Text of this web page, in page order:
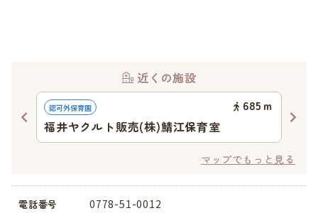
近くの施設
認可外保育園 685 ｍ
福井ヤクルト販売(株)鯖江保育室
マップでもっと見る
電話番号 0778-51-0012